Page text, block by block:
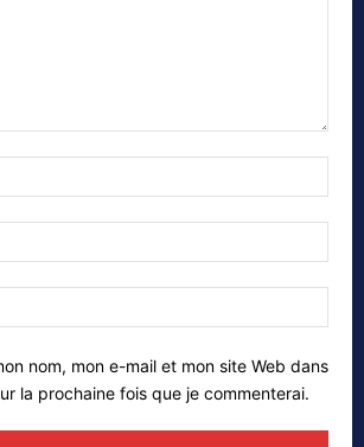
:*
web:
nom, mon e-mail et mon site Web dans
la prochaine fois que je commenterai.